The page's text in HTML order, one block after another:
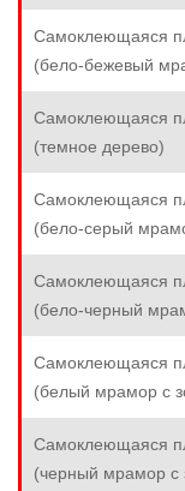
Самоклеющаяся
(бело-бежевый
Самоклеющаяся
(темное дерево)
Самоклеющаяся
(бело-серый
Самоклеющаяся
(бело-черный
Самоклеющаяся
(белый мрамор с
Самоклеющаяся
(черный мрамор с